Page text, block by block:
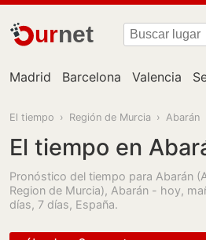
urnet
Madrid Barcelona Valencia
El tiempo › Región de Murcia › Abarán
El tiempo en
Pronóstico del tiempo para Abarán
Region de Murcia), Abarán - hoy,
días, 7 días, España.